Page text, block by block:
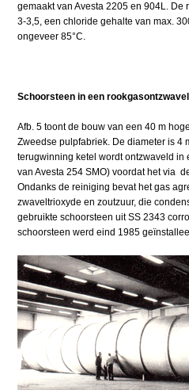
gemaakt van Avesta 2205 en 904L. De
3-3,5, een chloride gehalte van max.
ongeveer 85°C.
Schoorsteen in een
Afb. 5 toont de bouw van een 40 m
Zweedse pulpfabriek. De diameter is 4
terugwinning ketel wordt ontzwaveld
van Avesta 254 SMO) voordat het via
Ondanks de reiniging bevat het gas
zwaveltrioxyde en zoutzuur, die
gebruikte schoorsteen uit SS 2343
schoorsteen werd eind 1985